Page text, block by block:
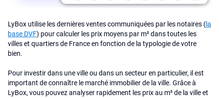
LyBox utilise les dernières ventes communiquées par les notaires (la
base DVF) pour calculer les prix moyens par m² dans toutes les
villes et quartiers de France en fonction de la typologie de votre
bien.
Pour investir dans une ville ou dans un secteur en particulier, il est
important de connaître le marché immobilier de la ville. Grâce à
LyBox, vous pouvez analyser rapidement les prix au m² de la ville et